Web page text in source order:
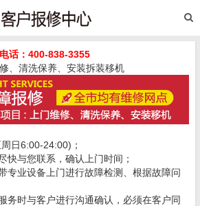
话：400-838-3355
、清洗保养、安装拆装移机
日6:00-24:00)；
快与您联系，确认上门时间；
专业设备上门进行故障检测、根据故障问
务时与客户进行沟通确认，必须在客户同